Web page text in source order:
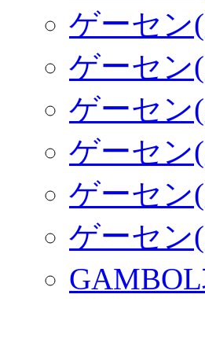
ゲーセン
ゲーセン
ゲーセン
ゲーセン
ゲーセン
ゲーセン